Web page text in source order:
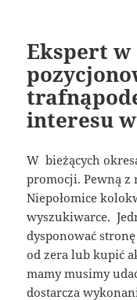
Ekspert
interesu
W bieżących
promocji. Pewną z
Niepołomice
wyszukiwarce.
dysponować
od zera lub kupić
mamy musimy
dostarcza